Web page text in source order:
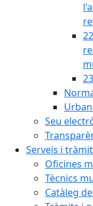
Seu
Serveis i
Oficines
Tècnics
Catàleg